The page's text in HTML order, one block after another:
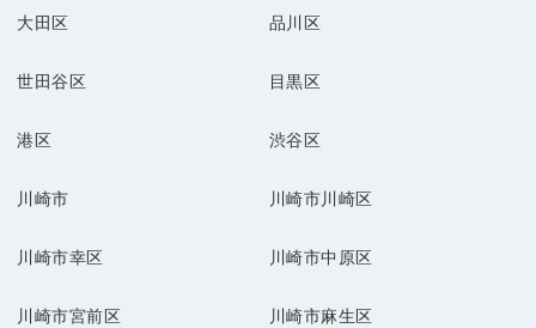
大田区 品川区
世田谷区 目黒区
港区 渋谷区
川崎市 川崎市川崎区
川崎市幸区 川崎市中原区
川崎市宮前区 川崎市麻生区